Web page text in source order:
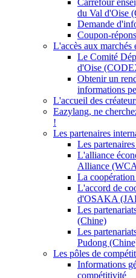
du Val d'Oise
Demande
Coupon-
L'accès aux marchés
Le Comité
d'Oise
Obtenir un
informations
L'accueil des
Eazylang, ne
!
Les partenaires
Les
L'alliance
Alliance
La
L'accord de
d'OSAKA
Les
(Chine)
Les
Pudong
Les pôles de
Informations
compétitivité